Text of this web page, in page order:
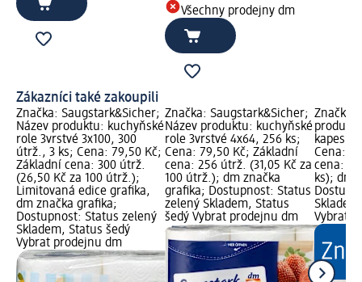
Všechny prodejny dm
Zákazníci také zakoupili
Značka: Saugstark&Sicher;
Název produktu: kuchyňské
role 3vrstvé 3x100, 300
útrž., 3 ks; Cena: 79,50 Kč;
Základní cena: 300 útrž.
(26,50 Kč za 100 útrž.);
Limitovaná edice grafika,
dm značka grafika;
Dostupnost: Status zelený
Skladem, Status šedý
Vybrat prodejnu dm
Značka: Saugstark&Sicher;
Název produktu: kuchyňské
role 3vrstvé 4x64, 256 ks;
Cena: 79,50 Kč; Základní
cena: 256 útrž. (31,05 Kč za
100 útrž.); dm značka
grafika; Dostupnost: Status
zelený Skladem, Status
šedý Vybrat prodejnu dm
Značka:
Cena:
cena:
ks); dm
Vybrat